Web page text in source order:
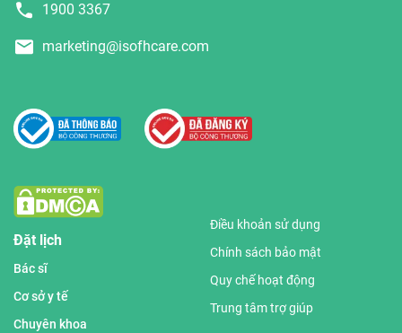
1900 3367
marketing@isofhcare.com
Đặt lịch
Bác sĩ
Cơ sở y tế
Chuyên khoa
Điều khoản sử dụng
Chính sách bảo mật
Quy chế hoạt động
Trung tâm trợ giúp